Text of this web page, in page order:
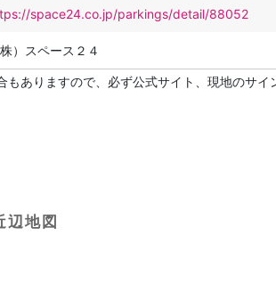
space24.co.jp/parkings/detail/88052
株）スペース２４
ありますので、必ず公式サイト、現地のサイ
辺地図